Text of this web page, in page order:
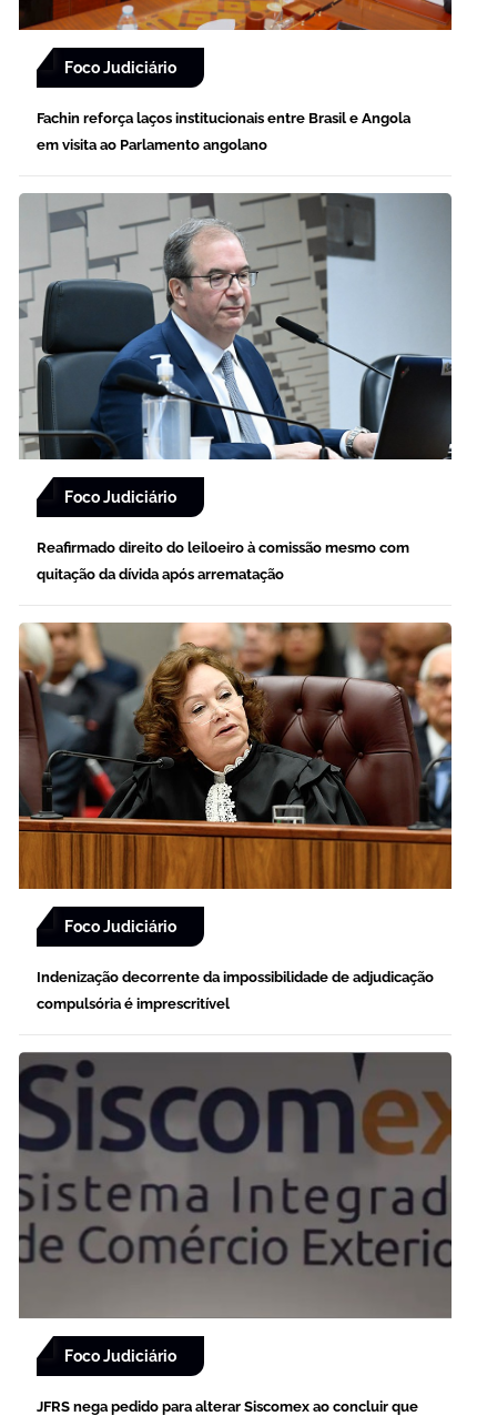
Foco Judiciário
Fachin reforça laços institucionais entre Brasil e Angola
em visita ao Parlamento angolano
Foco Judiciário
Reafirmado direito do leiloeiro à comissão mesmo com
quitação da dívida após arrematação
Foco Judiciário
Indenização decorrente da impossibilidade de adjudicação
compulsória é imprescritível
Foco Judiciário
JFRS nega pedido para alterar Siscomex ao concluir que